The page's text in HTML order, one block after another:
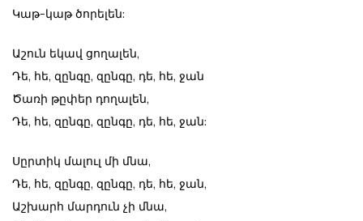
Կաթ-կաթ ծորելեն:
Աշուն եկավ ցողալեն,
Դե, հե, զընգը, զընգը, դե, հե, ջան
Ծառի թըփեր դողալեն,
Դե, հե, զընգը, զընգը, դե, հե, ջան:
Սըրտիկ մալուլ մի մնա,
Դե, հե, զընգը, զընգը, դե, հե, ջան,
Աշխարհ մարդուն չի մնա,